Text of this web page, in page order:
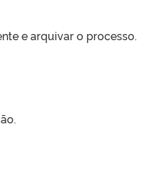
e arquivar o processo.